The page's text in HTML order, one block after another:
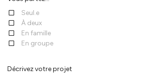
Seul.e
À deux
En famille
En groupe
Décrivez votre projet